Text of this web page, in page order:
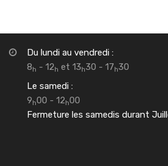
Du lundi au vendredi :
8h - 12h et 13h30 - 17h30
Le samedi :
9h00 - 12h00
Fermeture les samedis durant